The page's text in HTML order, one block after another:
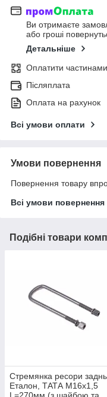
Ви отримаєте
або гроші
Детальніше
Оплатити частинами
Післяплата
Оплата на рахунок
Всі умови оплати
Умови повернення
Повернення товару
Всі умови повернення
Подібні товари
Стремянка ресори
Еталон, ТАТА М16х1,5